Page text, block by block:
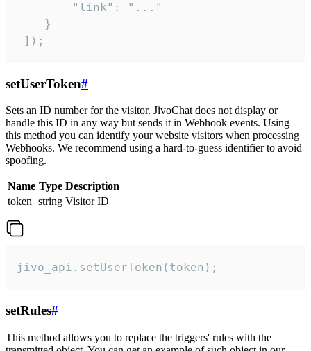
        "link": "..."
    }
]);
setUserToken#
Sets an ID number for the visitor. JivoChat does not display or
handle this ID in any way but sends it in Webhook events. Using
this method you can identify your website visitors when processing
Webhooks. We recommend using a hard-to-guess identifier to avoid
spoofing.
Name Type Description
token string Visitor ID
jivo_api.setUserToken(token);
setRules#
This method allows you to replace the triggers' rules with the